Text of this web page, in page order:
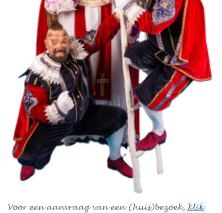
Voor een aanvraag van een (huis)bezoek, klik